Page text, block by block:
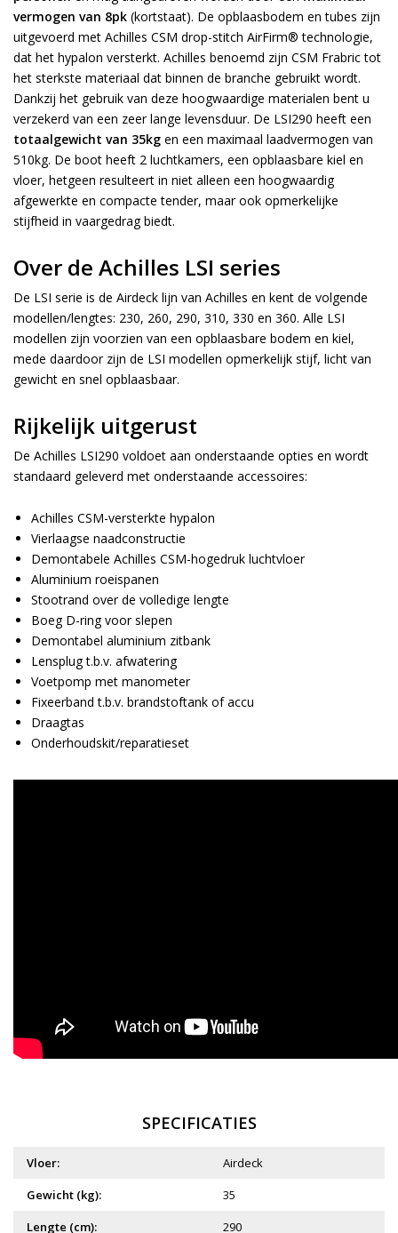
vermogen van 8pk (kortstaat). De opblaasbodem en tubes zijn
uitgevoerd met Achilles CSM drop-stitch AirFirm® technologie,
dat het hypalon versterkt. Achilles benoemd zijn CSM Frabric tot
het sterkste materiaal dat binnen de branche gebruikt wordt.
Dankzij het gebruik van deze hoogwaardige materialen bent u
verzekerd van een zeer lange levensduur. De LSI290 heeft een
totaalgewicht van 35kg en een maximaal laadvermogen van
510kg. De boot heeft 2 luchtkamers, een opblaasbare kiel en
vloer, hetgeen resulteert in niet alleen een hoogwaardig
afgewerkte en compacte tender, maar ook opmerkelijke
stijfheid in vaargedrag biedt.
Over de Achilles LSI series
De LSI serie is de Airdeck lijn van Achilles en kent de volgende
modellen/lengtes: 230, 260, 290, 310, 330 en 360. Alle LSI
modellen zijn voorzien van een opblaasbare bodem en kiel,
mede daardoor zijn de LSI modellen opmerkelijk stijf, licht van
gewicht en snel opblaasbaar.
Rijkelijk uitgerust
De Achilles LSI290 voldoet aan onderstaande opties en wordt
standaard geleverd met onderstaande accessoires:
Achilles CSM-versterkte hypalon
Vierlaagse naadconstructie
Demontabele Achilles CSM-hogedruk luchtvloer
Aluminium roeispanen
Stootrand over de volledige lengte
Boeg D-ring voor slepen
Demontabel aluminium zitbank
Lensplug t.b.v. afwatering
Voetpomp met manometer
Fixeerband t.b.v. brandstoftank of accu
Draagtas
Onderhoudskit/reparatieset
SPECIFICATIES
Vloer:
Airdeck
Gewicht (kg):
35
Lengte (cm):
290